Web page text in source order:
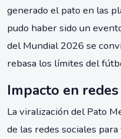
generado el pato en las
pudo haber sido un
del Mundial 2026 se
rebasa los límites del
Impacto en
La viralización del Pato
de las redes sociales